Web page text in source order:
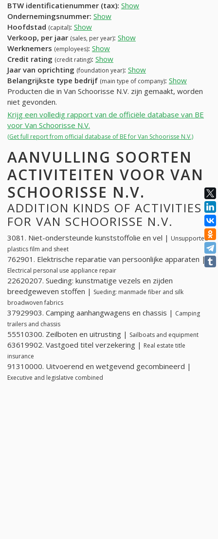
BTW identificatienummer (tax): Show
Ondernemingsnummer: Show
Hoofdstad (capital): Show
Verkoop, per jaar (sales, per year): Show
Werknemers (employees): Show
Credit rating (credit rating): Show
Jaar van oprichting (foundation year): Show
Belangrijkste type bedrijf (main type of company): Show
Producten die in Van Schoorisse N.V. zijn gemaakt, worden
niet gevonden.
Krijg een volledig rapport van de officiële database van BE
voor Van Schoorisse N.V.
(Get full report from official database of BE for Van Schoorisse N.V.)
AANVULLING SOORTEN
ACTIVITEITEN VOOR VAN
SCHOORISSE N.V.
ADDITION KINDS OF ACTIVITIES
FOR VAN SCHOORISSE N.V.
3081. Niet-ondersteunde kunststoffolie en vel | Unsupported
plastics film and sheet
762901. Elektrische reparatie van persoonlijke apparaten |
Electrical personal use appliance repair
22620207. Sueding: kunstmatige vezels en zijden
breedgeweven stoffen | Sueding: manmade fiber and silk
broadwoven fabrics
37929903. Camping aanhangwagens en chassis | Camping
trailers and chassis
55510300. Zeilboten en uitrusting | Sailboats and equipment
63619902. Vastgoed titel verzekering | Real estate title
insurance
91310000. Uitvoerend en wetgevend gecombineerd |
Executive and legislative combined